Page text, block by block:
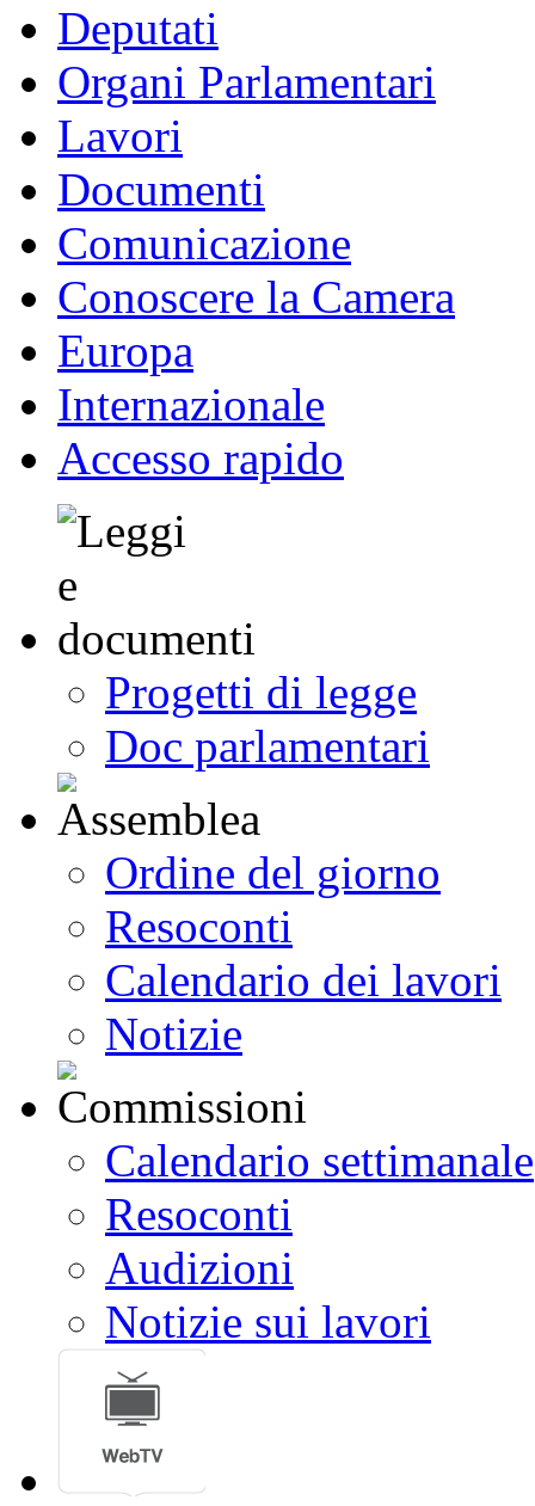
Deputati
Organi Parlamentari
Lavori
Documenti
Comunicazione
Conoscere la Camera
Europa
Internazionale
Accesso rapido
Progetti di legge
Doc parlamentari
Ordine del giorno
Resoconti
Calendario dei lavori
Notizie
Calendario settimanale
Resoconti
Audizioni
Notizie sui lavori